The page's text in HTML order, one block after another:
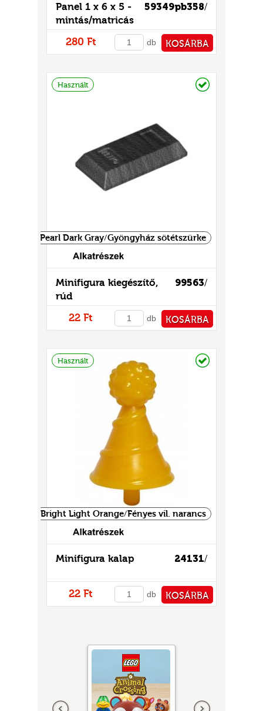
59349pb358/
Panel 1 x 6 x 5 -
mintás/matricás
280 Ft db KOSÁRBA
Használt
Pearl Dark Gray/Gyöngyház sötétszürke
99563/
Minifigura kiegészítő,
rúd
22 Ft db KOSÁRBA
Használt
Bright Light Orange/Fényes vil. narancs
24131/
Minifigura kalap
22 Ft db KOSÁRBA